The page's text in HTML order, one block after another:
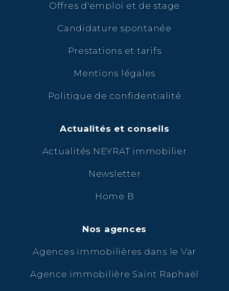
Offres d'emploi et de stage
Candidature spontanée
Prestations et tarifs
Mentions légales
Politique de confidentialité
Actualités et conseils
Actualités NEYRAT immobilier
Newsletter
Home B
Nos agences
Agences immobilières dans le Var
Agence immobilière Saint Raphaël